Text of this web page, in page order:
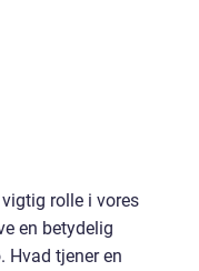
rolle i vores
en betydelig
Hvad tjener en